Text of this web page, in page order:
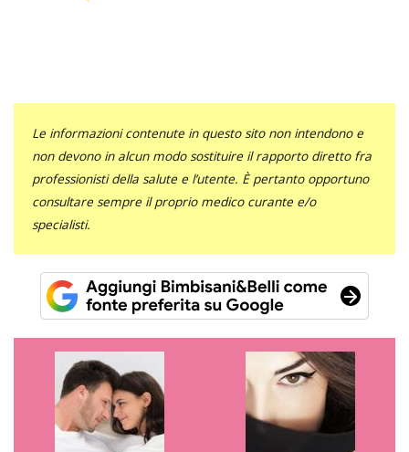
Le informazioni contenute in questo sito non intendono e
non devono in alcun modo sostituire il rapporto diretto fra
professionisti della salute e l’utente. È pertanto opportuno
consultare sempre il proprio medico curante e/o
specialisti.